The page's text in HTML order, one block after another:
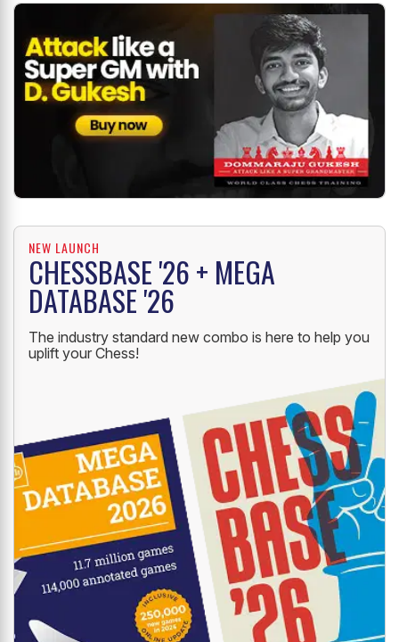
NEW LAUNCH
CHESSBASE '26 + MEGA
DATABASE '26
The industry standard new combo is here to help you
uplift your Chess!